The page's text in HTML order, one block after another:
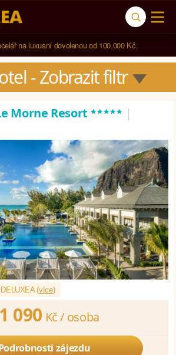
na luxusní dovolenou od 100.000 Kč.
- Zobrazit filtr
Morne Resort ***** |
(více)
090 Kč / osoba
zájezdu